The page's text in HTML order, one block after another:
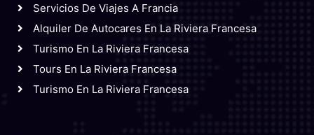
Servicios De Viajes A Francia
Alquiler De Autocares En La Riviera Francesa
Turismo En La Riviera Francesa
Tours En La Riviera Francesa
Turismo En La Riviera Francesa